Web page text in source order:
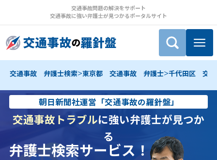
交通事故問題の解決をサポート
交通事故に強い弁護士が見つかるポータルサイト
交通事故 弁護士検索>東京都 交通事故 弁護士>千代田区 交
朝日新聞社運営「交通事故の羅針盤」
交通事故トラブルに強い弁護士が見つか
る
弁護士検索サービス！